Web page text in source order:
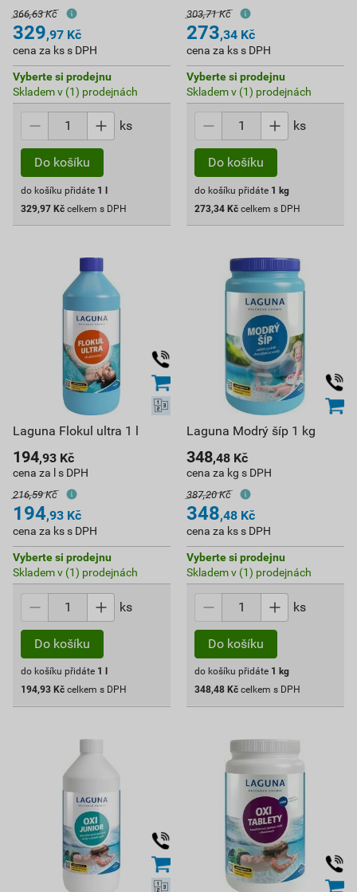
366,63 Kč
329,97 Kč
cena za ks s DPH
Vyberte si prodejnu
Skladem v (1) prodejnách
ks
Do košíku
do košíku přidáte 1 l
329,97 Kč celkem s DPH
303,71 Kč
273,34 Kč
cena za ks s DPH
Vyberte si prodejnu
Skladem v (1) prodejnách
ks
Do košíku
do košíku přidáte 1 kg
273,34 Kč celkem s DPH
Laguna Flokul ultra 1 l
194,93 Kč
cena za l s DPH
216,59 Kč
194,93 Kč
cena za ks s DPH
Vyberte si prodejnu
Skladem v (1) prodejnách
ks
Do košíku
do košíku přidáte 1
194,93 Kč celkem s DPH
Laguna Modrý šíp 1 kg
348,48 Kč
cena za kg s DPH
387,20 Kč
348,48 Kč
cena za ks s DPH
Vyberte si prodejnu
Skladem v (1) prodejnách
ks
Do košíku
do košíku přidáte 1 kg
348,48 Kč celkem s DPH